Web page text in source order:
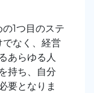
1つ目のステ
なく、経営
あらゆる人
持ち、自分
要となりま